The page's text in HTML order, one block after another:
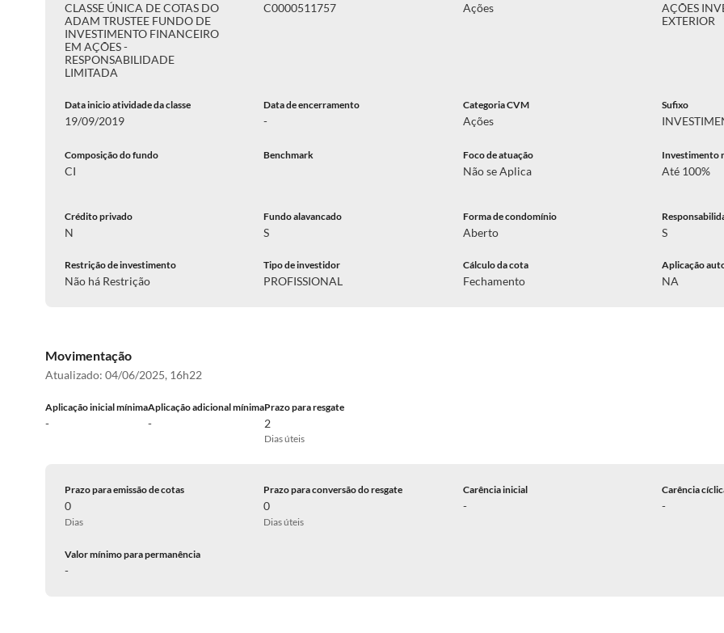
CLASSE ÚNICA DE COTAS DO
ADAM TRUSTEE FUNDO DE
INVESTIMENTO FINANCEIRO
EM AÇÕES -
RESPONSABILIDADE
LIMITADA
C0000511757 Ações
AÇÕES
EXTERIOR
Data inicio atividade da classe
19/09/2019
Data de encerramento
-
Categoria CVM
Ações
Sufixo
Composição do fundo
CI
Benchmark Foco de atuação
Não se Aplica
Investimento
Até 100%
Crédito privado
N
Fundo alavancado
S
Forma de condomínio
Aberto S
Restrição de investimento
Não há Restrição
Tipo de investidor
PROFISSIONAL
Cálculo da cota
Fechamento
Aplicação
NA
Movimentação
Atualizado: 04/06/2025, 16h22
Aplicação inicial mínima
-
Aplicação adicional mínima
-
Prazo para resgate
2
Dias úteis
Prazo para emissão de cotas
0
Dias
Prazo para conversão do resgate
0
Dias úteis
Carência inicial
-
Carência
-
Valor mínimo para permanência
-